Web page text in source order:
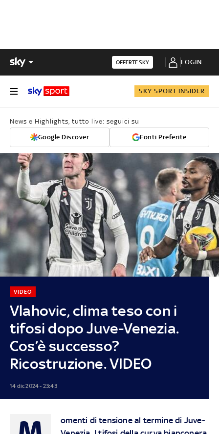
OFFERTE SKY LOGIN
SKY SPORT INSIDER
News e Highlights, tutto live: seguici su
Google Discover Fonti Preferite
Vlahovic, clima teso con i
tifosi dopo Juve-Venezia.
Cos’è successo?
Ricostruzione. VIDEO
VIDEO
14 dic 2024 - 23:43
omenti di tensione al termine di Juve-